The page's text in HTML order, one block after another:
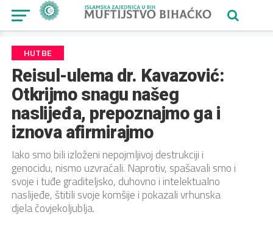
HUTBE
Reisul-ulema dr. Kavazović:
Otkrijmo snagu našeg
naslijeđa, prepoznajmo ga i
iznova afirmirajmo
Iako smo bili izloženi nepojmljivoj destrukciji i
genocidu, nismo uzvraćali. Naprotiv, spašavali smo i
svoje i tuđe graditeljsko, duhovno i intelektualno
naslijeđe, štitili svoje komšije i pokazali vrhunska
djela čovjekoljublja.